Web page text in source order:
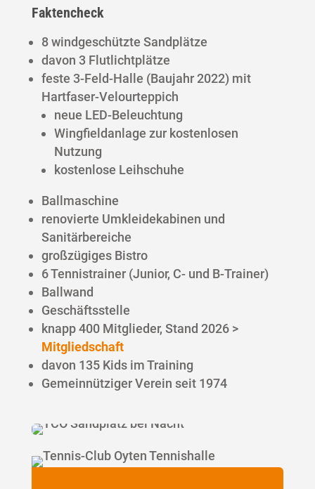
Faktencheck
8 windgeschützte Sandplätze
davon 3 Flutlichtplätze
feste 3-Feld-Halle (Baujahr 2022) mit
Hartfaser-Velourteppich
neue LED-Beleuchtung
Wingfieldanlage zur kostenlosen
Nutzung
kostenlose Leihschuhe
Ballmaschine
renovierte Umkleidekabinen und
Sanitärbereiche
großzügiges Bistro
6 Tennistrainer (Junior, C- und B-Trainer)
Ballwand
Geschäftsstelle
knapp 400 Mitglieder, Stand 2026 >
Mitgliedschaft
davon 135 Kids im Training
Gemeinnütziger Verein seit 1974